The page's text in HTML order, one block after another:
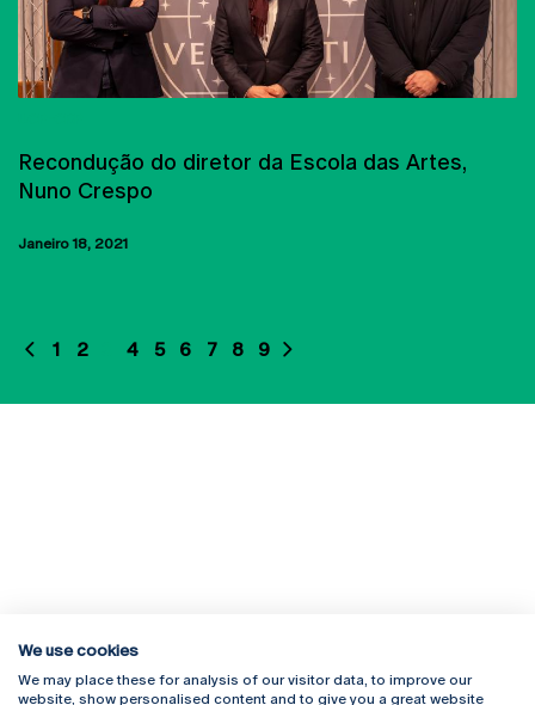
Recondução do diretor da Escola das Artes,
Nuno Crespo
Janeiro 18, 2021
1 2 4 5 6 7 8 9
Rua Diogo Botelho 1327
Campus Online
We use cookies
We may place these for analysis of our visitor data, to improve our
website, show personalised content and to give you a great website